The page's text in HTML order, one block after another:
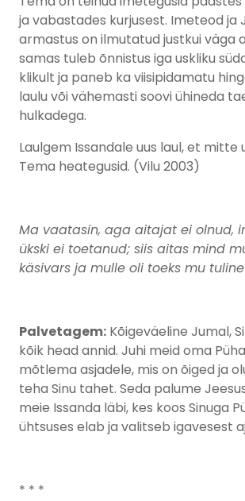
ja vabastades kurjusest. Imeteod ja
armastus on ilmutatud justkui väga
samas tuleb õnnistus iga uskliku
klikult ja paneb ka viisipidamatu
laulu või vähemasti soovi ühineda
hulkadega.
Laulgem Issandale uus laul, et mitte
Tema heategusid. (Vilu 2003)
Ma vaatasin, aga aitajat ei olnud,
ükski ei toetanud; siis aitas mind
käsivars ja mulle oli toeks mu
Palvetagem: Kõigeväeline Jumal,
kõik head annid. Juhi meid oma
mõtlema asjadele, mis on õiged ja
teha Sinu tahet. Seda palume
meie Issanda läbi, kes koos Sinuga
ühtsuses elab ja valitseb igavesest
* * *